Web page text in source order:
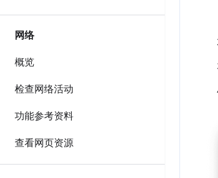
网络
概览
检查网络活动
功能参考资料
查看网页资源